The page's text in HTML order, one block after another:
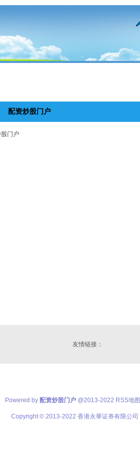
配资炒股门户
门户
友情链接：
Powered by 配资炒股门户@2013-2022 RSS地图
Copyright© 2013-2022 香港永華证券有限公司